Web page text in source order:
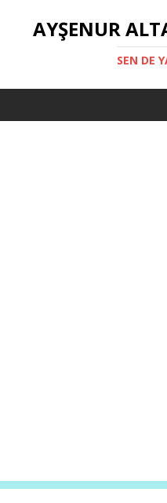
AYŞENUR
SEN DE